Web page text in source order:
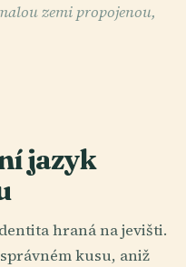
zemi propojenou,
jazyk
hraná na jevišti.
kusu, aniž